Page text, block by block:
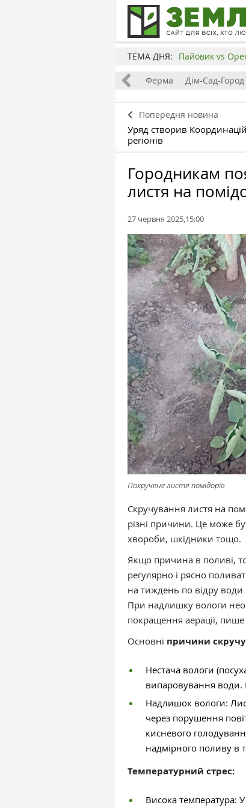
ТЕМА ДНЯ: Пайовик vs
Бізнес Ферма Дім-Сад-Город
Попередня новина
Уряд створив
регіонів
Городникам
листя на
27 червня 2025,15:00
Покручене листя помідорів
Скручування листя на
різні причини. Це може
хвороби, шкідники тощо.
Якщо причина в поливі,
регулярно і рясно
на тиждень по відру
При надлишку вологи
покращення аерації, пише
Основні причини
Нестача вологи
випаровування води.
Надлишок вологи:
через порушення
кисневого
надмірного поливу в
Температурний стрес:
Висока температура: